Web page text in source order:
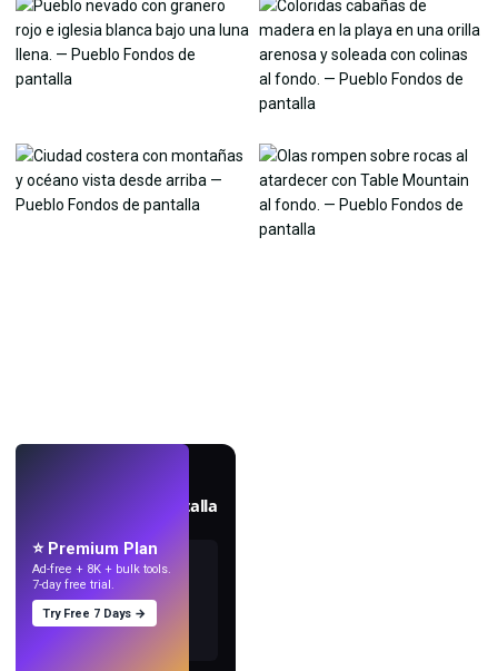
Crea fondos de pantalla
⭐ Premium Plan
Ad-free + 8K + bulk tools.
7-day free trial.
Try Free 7 Days →